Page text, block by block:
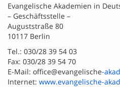
Evangelische Akademien in
– Geschäftsstelle –
Auguststraße 80
10117 Berlin
Tel.: 030/28 39 54 03
Fax: 030/28 39 54 70
E-Mail: office@evangelische-
Internet: www.evangelische-